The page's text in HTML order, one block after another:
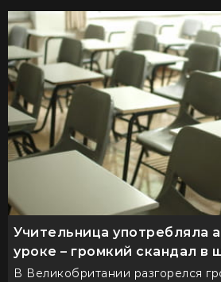
Учительница употребляла
уроке – громкий скандал в
В Великобритании разгорелся